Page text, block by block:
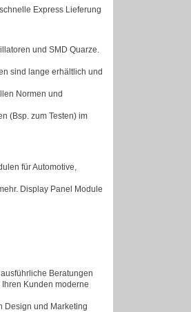
Express Lieferung
und SMD Quarze.
sind lange erhältlich und
Normen und
(Bsp. zum Testen) im
für Automotive,
Display Panel Module
Beratungen
Kunden moderne
Design und Marketing